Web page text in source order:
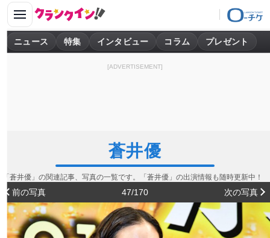
ニュース 特集 インタビュー コラム プレゼント
[ADVERTISEMENT]
蒼井優
「蒼井優」の関連記事、写真の一覧です。「蒼井優」の出演情報も随時更新中！
前の写真 47/170 次の写真